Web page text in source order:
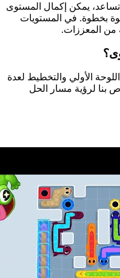
يمكن إكمال المستوى
خطوة بخطوة. في المستويات
فهم تخطيط اللوحة الأولي والتخطيط لعدة
بنا لرؤية مسار الحل